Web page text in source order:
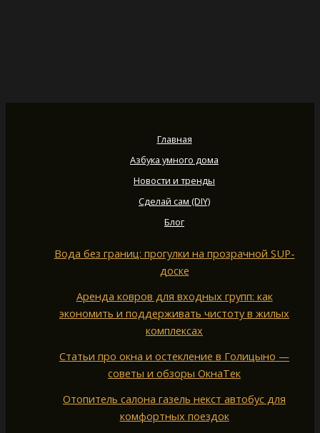
Главная
Азбука умного дома
Новости и тренды
Сделай сам (DIY)
Блог
Вода без границ: прогулки на прозрачной SUP-
доске
Аренда ковров для входных групп: как
экономить и поддерживать чистоту в жилых
комплексах
Статьи про окна и остекление в Голицыно —
советы и обзоры ОкнаТек
Отопитель салона газель некст автобус для
комфортных поездок